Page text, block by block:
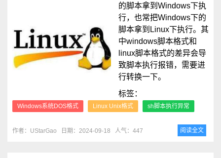
的脚本拿到Windows下执
行，也常把Windows下的
脚本拿到Linux下执行。其
中windows脚本格式和
linux脚本格式的差异会导
致脚本执行报错，需要进
行转换一下。
标签：
Windows系统DOS格式 Linux Unix格式 sh脚本执行异常
作者：UStarGao 日期：2024-09-18 人气：447 阅读全文